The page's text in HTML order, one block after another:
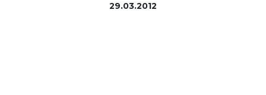
29.03.2012